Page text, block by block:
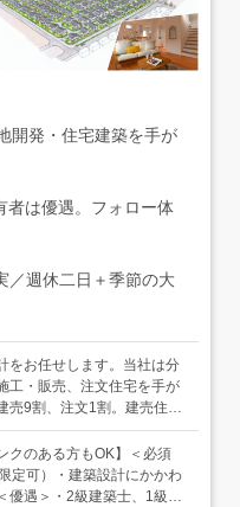
開発・住宅建築を手が
者は優遇。フォロー体
／週休二日＋季節の大
をお任せします。当社は分
工・販売、注文住宅を手が
売9割、注文1割。建売住宅
理念としており、敷地条件
毎回違った設計を行ってい
注文住宅、建売住宅のプラ
件や周辺環境を踏まえた
クのある方もOK】＜必須
定可）・建築設計にかかわ
優遇＞・2級建築士、1級建